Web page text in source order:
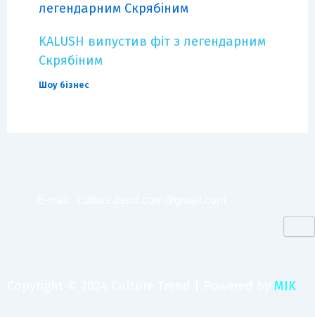
KALUSH випустив фіт з легендарним
Скрябіним
Шоу бізнес
MIK